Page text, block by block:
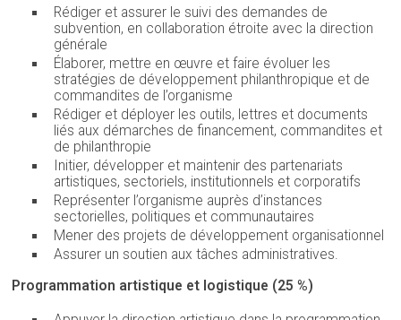
Rédiger et assurer le suivi des demandes de
subvention, en collaboration étroite avec la direction
générale
Élaborer, mettre en œuvre et faire évoluer les
stratégies de développement philanthropique et de
commandites de l’organisme
Rédiger et déployer les outils, lettres et documents
liés aux démarches de financement, commandites et
de philanthropie
Initier, développer et maintenir des partenariats
artistiques, sectoriels, institutionnels et corporatifs
Représenter l’organisme auprès d’instances
sectorielles, politiques et communautaires
Mener des projets de développement organisationnel
Assurer un soutien aux tâches administratives.
Programmation artistique et logistique (25 %)